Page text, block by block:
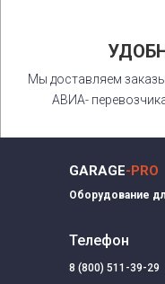
Мы доставляем
АВИА-
GARAGE-PRO
Оборудование
Телефон
8 (800) 511-39-29